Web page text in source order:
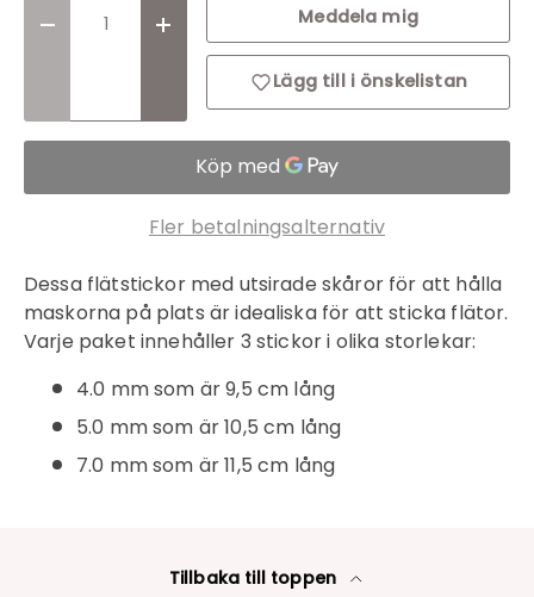
Translation missing:Translation missing:
Meddela mig
Lägg till i önskelistan
Fler betalningsalternativ
Dessa flätstickor med utsirade skåror för att hålla
maskorna på plats är idealiska för att sticka flätor.
Varje paket innehåller 3 stickor i olika storlekar:
4.0 mm som är 9,5 cm lång
5.0 mm som är 10,5 cm lång
7.0 mm som är 11,5 cm lång
Tillbaka till toppen
Inloggning krävs
produkter i din önskelista och se dina
tidigare sparade artiklar.
Inloggning